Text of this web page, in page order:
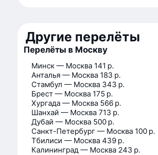
Другие перелёты
Перелёты в Москву
Минск — Москва 141 р.
Анталья — Москва 183 р.
Стамбул — Москва 343 р.
Брест — Москва 175 р.
Хургада — Москва 566 р.
Шанхай — Москва 713 р.
Дубай — Москва 500 р.
Санкт-Петербург — Москва 100 р.
Тбилиси — Москва 439 р.
Калининград — Москва 243 р.